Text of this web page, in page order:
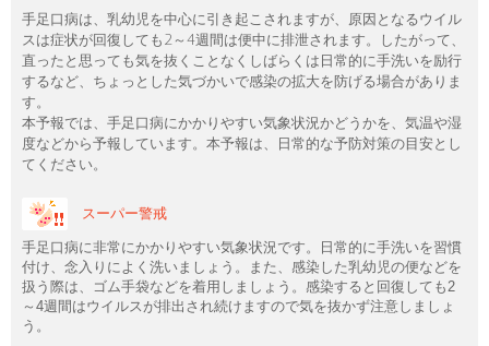
手足口病は、乳幼児を中心に引き起こされますが、原因となるウイル
スは症状が回復しても2～4週間は便中に排泄されます。したがって、
直ったと思っても気を抜くことなくしばらくは日常的に手洗いを励行
するなど、ちょっとした気づかいで感染の拡大を防げる場合がありま
す。
本予報では、手足口病にかかりやすい気象状況かどうかを、気温や湿
度などから予報しています。本予報は、日常的な予防対策の目安とし
てください。
スーパー警戒
手足口病に非常にかかりやすい気象状況です。日常的に手洗いを習慣
付け、念入りによく洗いましょう。また、感染した乳幼児の便などを
扱う際は、ゴム手袋などを着用しましょう。感染すると回復しても2
～4週間はウイルスが排出され続けますので気を抜かず注意しましょ
う。